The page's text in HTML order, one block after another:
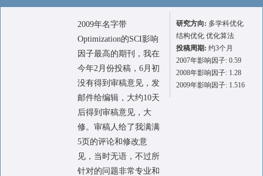
2009年名字带
Optimization的SCI影响
因子最高的期刊，我在
今年2月份投稿，6月初
没有得到审稿意见，发
邮件给编辑，大约10天
后得到审稿意见，大
修。审稿人给了我满满
5页的评论和修改意
见，当时无语，不过所
针对的问题非常专业和
研究方向: 多学科优化
结构优化 优化算法
投稿周期: 约3个月
2007年影响因子: 0.59
2008年影响因子: 1.28
2009年影响因子: 1.516